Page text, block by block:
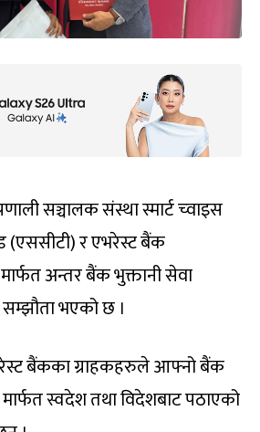
सञ्चालक संस्था स्मार्ट च्वाइस
(एससीटी) र एभरेस्ट बैंक
अन्तर बैंक भुक्तानी सेवा
सम्झौता भएको छ ।
बैंकका ग्राहकहरुले आफ्नो बैंक
मार्फत स्वदेश तथा विदेशबाट पठाएको